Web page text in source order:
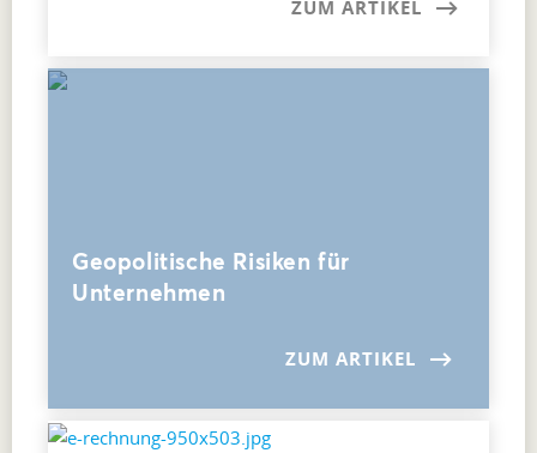
ZUM ARTIKEL
Geopolitische Risiken für
Unternehmen
ZUM ARTIKEL